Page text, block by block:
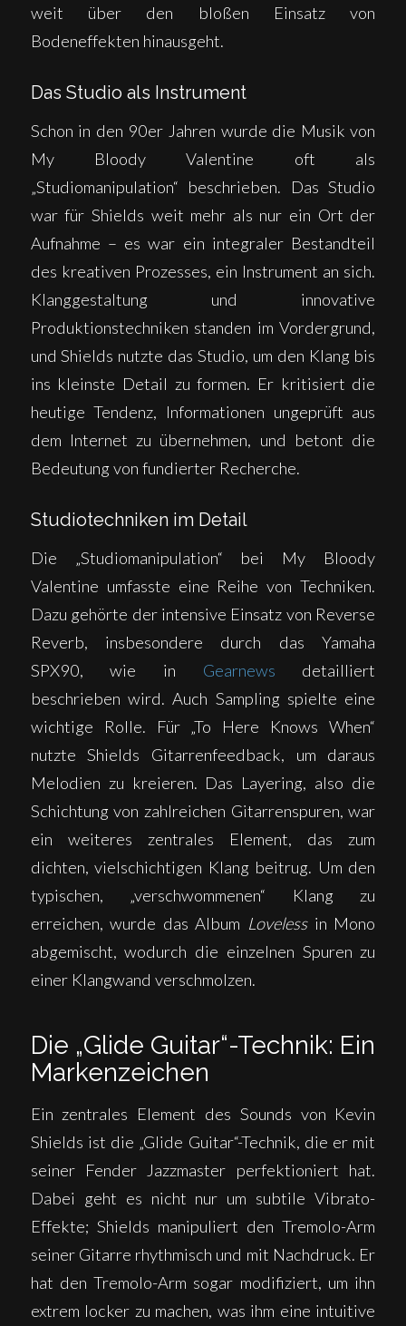
weit über den bloßen Einsatz von
Bodeneffekten hinausgeht.
Das Studio als Instrument
Schon in den 90er Jahren wurde die Musik von
My Bloody Valentine oft als
„Studiomanipulation“ beschrieben. Das Studio
war für Shields weit mehr als nur ein Ort der
Aufnahme – es war ein integraler Bestandteil
des kreativen Prozesses, ein Instrument an sich.
Klanggestaltung und innovative
Produktionstechniken standen im Vordergrund,
und Shields nutzte das Studio, um den Klang bis
ins kleinste Detail zu formen. Er kritisiert die
heutige Tendenz, Informationen ungeprüft aus
dem Internet zu übernehmen, und betont die
Bedeutung von fundierter Recherche.
Studiotechniken im Detail
Die „Studiomanipulation“ bei My Bloody
Valentine umfasste eine Reihe von Techniken.
Dazu gehörte der intensive Einsatz von Reverse
Reverb, insbesondere durch das Yamaha
SPX90, wie in Gearnews detailliert
beschrieben wird. Auch Sampling spielte eine
wichtige Rolle. Für „To Here Knows When“
nutzte Shields Gitarrenfeedback, um daraus
Melodien zu kreieren. Das Layering, also die
Schichtung von zahlreichen Gitarrenspuren, war
ein weiteres zentrales Element, das zum
dichten, vielschichtigen Klang beitrug. Um den
typischen, „verschwommenen“ Klang zu
erreichen, wurde das Album Lovelessin Mono
abgemischt, wodurch die einzelnen Spuren zu
einer Klangwand verschmolzen.
Die „Glide Guitar“-Technik: Ein
Markenzeichen
Ein zentrales Element des Sounds von Kevin
Shields ist die „Glide Guitar“-Technik, die er mit
seiner Fender Jazzmaster perfektioniert hat.
Dabei geht es nicht nur um subtile Vibrato-
Effekte; Shields manipuliert den Tremolo-Arm
seiner Gitarre rhythmisch und mit Nachdruck. Er
hat den Tremolo-Arm sogar modifiziert, um ihn
extrem locker zu machen, was ihm eine intuitive